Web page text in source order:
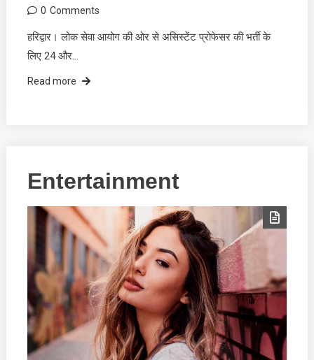
0 Comments
हरिद्वार। लोक सेवा आयोग की ओर से असिस्टेंट प्रोफेसर की भर्ती के
लिए 24 और…
Read more
Entertainment